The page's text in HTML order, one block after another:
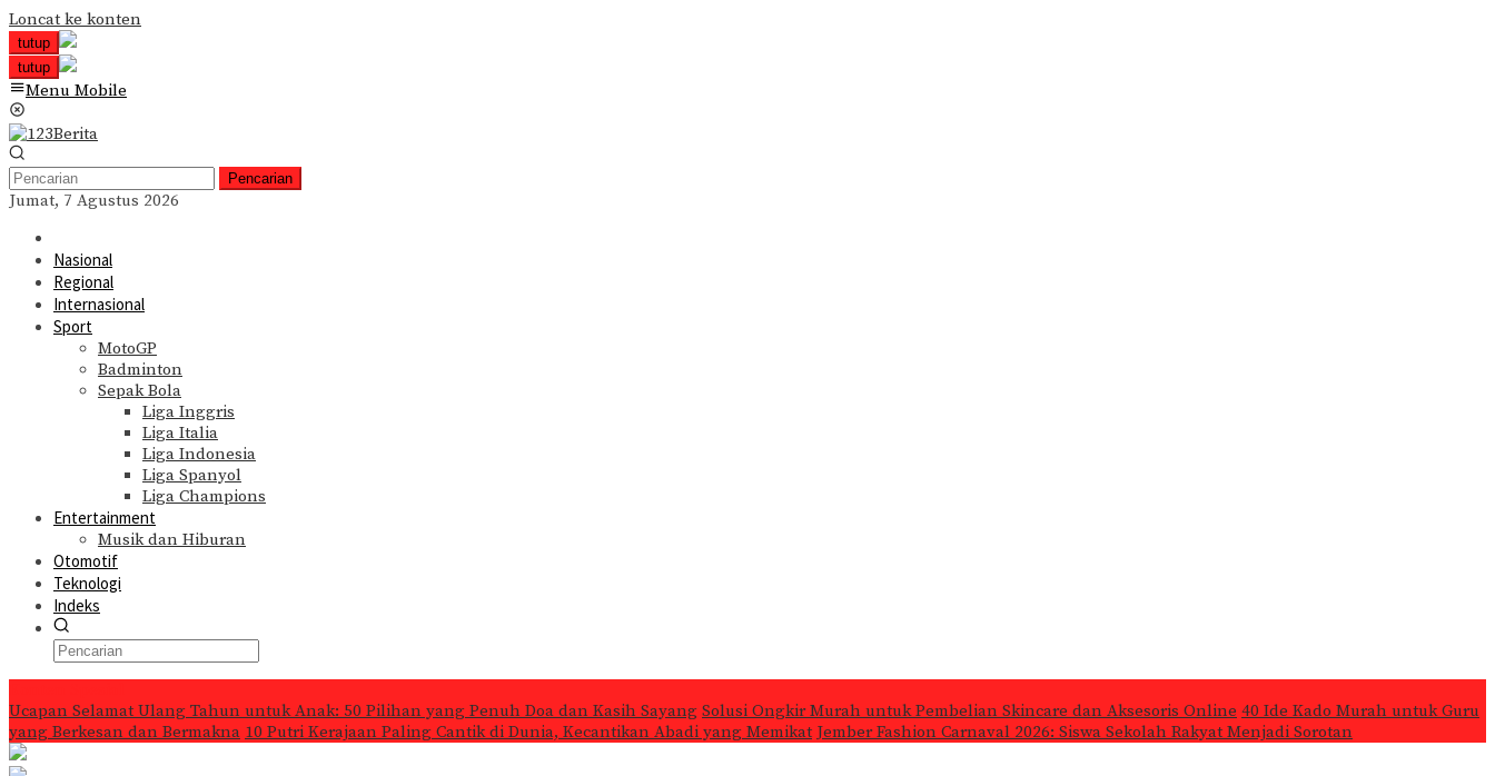
Loncat ke konten
tutup
tutup
Menu Mobile
Pencarian
Jumat, 7 Agustus 2026
Nasional
Regional
Internasional
Sport
MotoGP
Badminton
Sepak Bola
Liga Inggris
Liga Italia
Liga Indonesia
Liga Spanyol
Liga Champions
Entertainment
Musik dan Hiburan
Otomotif
Teknologi
Indeks
Ucapan Selamat Ulang Tahun untuk Anak: 50 Pilihan yang Penuh Doa dan Kasih Sayang Solusi Ongkir Murah untuk Pembelian Skincare dan Aksesoris Online 40 Ide Kado Murah untuk Guru
yang Berkesan dan Bermakna 10 Putri Kerajaan Paling Cantik di Dunia, Kecantikan Abadi yang Memikat Jember Fashion Carnaval 2026: Siswa Sekolah Rakyat Menjadi Sorotan